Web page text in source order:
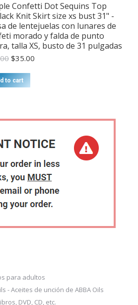
Confetti Dot Sequins Top
Knit Skirt size xs bust 31" -
de lentejuelas con lunares de
morado y falda de punto
talla XS, busto de 31 pulgadas
Original
was:
$45.00.
$35.00
to cart
para adultos
- Aceites de unción de ABBA Oils
DVD, CD, etc.